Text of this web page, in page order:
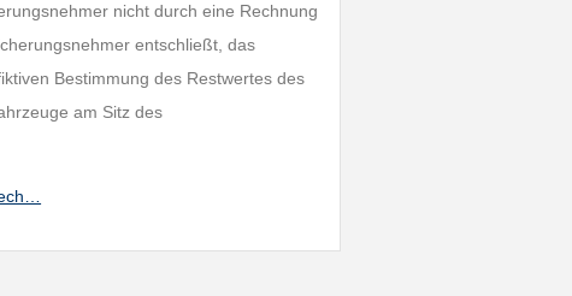
nicht durch eine Rechnung
entschließt, das
Bestimmung des Restwertes des
am Sitz des